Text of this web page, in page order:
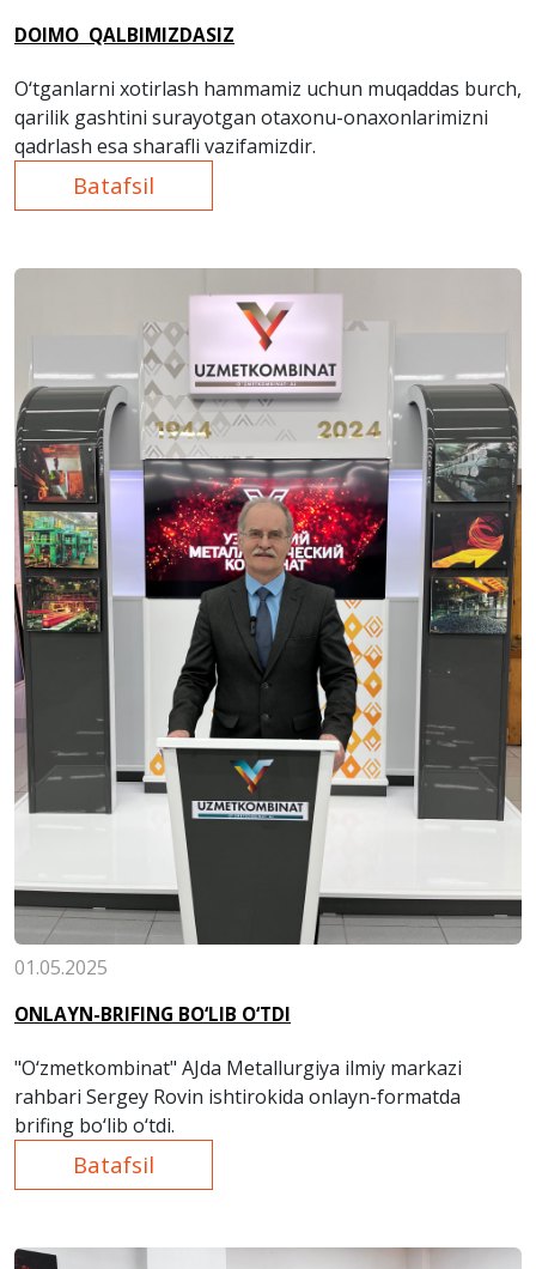
DOIMO QALBIMIZDASIZ
O‘tganlarni xotirlash hammamiz uchun muqaddas burch,
qarilik gashtini surayotgan otaxonu-onaxonlarimizni
qadrlash esa sharafli vazifamizdir.
Batafsil
01.05.2025
ONLAYN-BRIFING BO‘LIB O‘TDI
"O‘zmetkombinat" AJda Metallurgiya ilmiy markazi
rahbari Sergey Rovin ishtirokida onlayn-formatda
brifing bo‘lib o‘tdi.
Batafsil